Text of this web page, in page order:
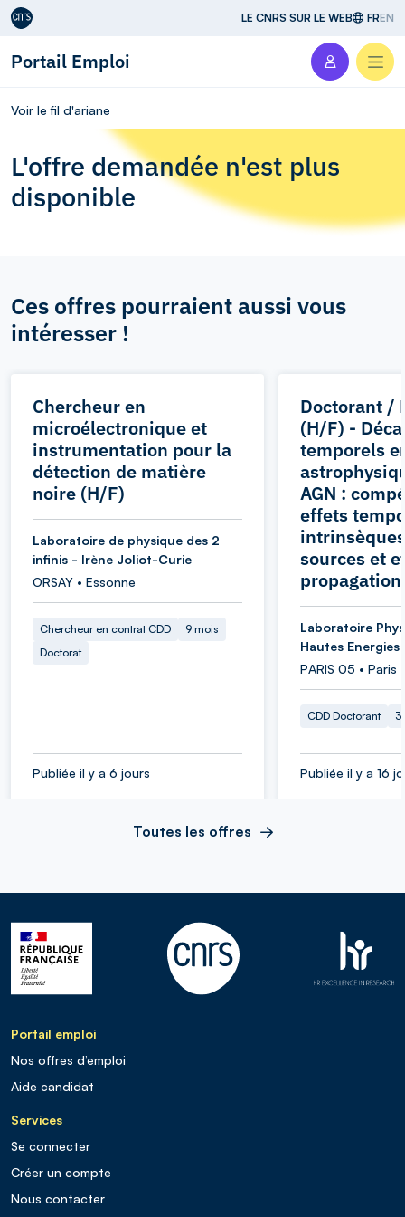
Aller au contenu LE CNRS SUR LE WEB FREN
Portail Emploi
Voir le fil d'ariane
L'offre demandée n'est plus
disponible
Ces offres pourraient aussi vous
intéresser !
Chercheur en
microélectronique et
instrumentation pour la
détection de matière
noire (H/F)
Laboratoire de physique des 2
infinis - Irène Joliot-Curie
ORSAY • Essonne
Chercheur en contrat CDD
9 mois
Doctorat
Publiée il y a 6 jours
Doctorant /
(H/F) -
temporels
AGN :
effets
sources et
propagation
Laboratoire
Hautes Energies
PARIS 05 • Paris
CDD Doctorant
Publiée il y a 16
Toutes les offres
Portail emploi
Nos offres d’emploi
Aide candidat
Services
Se connecter
Créer un compte
Nous contacter